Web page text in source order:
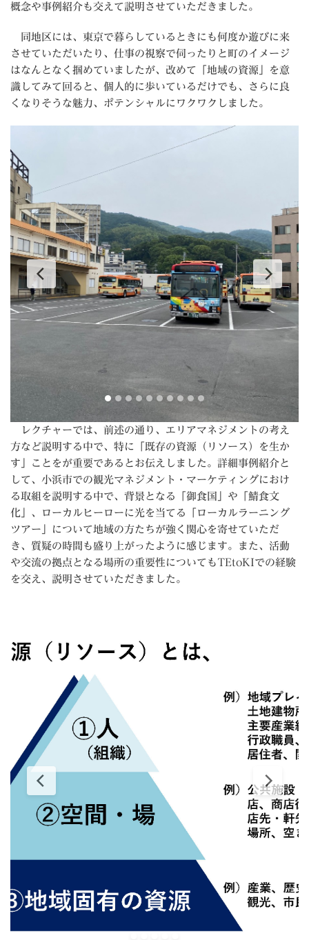
概念や事例紹介も交えて説明させていただきました。
同地区には、東京で暮らしているときにも何度か遊びに来
させていただいたり、仕事の視察で伺ったりと町のイメージ
はなんとなく掴めていましたが、改めて「地域の資源」を意
識してみて回ると、個人的に歩いているだけでも、さらに良
くなりそうな魅力、ポテンシャルにワクワクしました。
レクチャーでは、前述の通り、エリアマネジメントの考え
方など説明する中で、特に「既存の資源（リソース）を生か
す」ことをが重要であるとお伝えしました。詳細事例紹介と
して、小浜市での観光マネジメント・マーケティングにおけ
る取組を説明する中で、背景となる「御食国」や「鯖食文
化」、ローカルヒーローに光を当てる「ローカルラーニング
ツアー」について地域の方たちが強く関心を寄せていただ
き、質疑の時間も盛り上がったように感じます。また、活動
や交流の拠点となる場所の重要性についてもTEtoKIでの経験
を交え、説明させていただきました。